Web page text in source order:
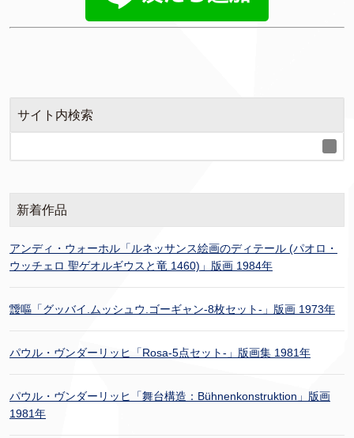
サイト内検索
新着作品
アンディ・ウォーホル「ルネッサンス絵画のディテール (パオロ・
ウッチェロ 聖ゲオルギウスと竜 1460)」版画 1984年
靉嘔「グッバイ.ムッシュウ.ゴーギャン-8枚セット-」版画 1973年
パウル・ヴンダーリッヒ「Rosa-5点セット-」版画集 1981年
パウル・ヴンダーリッヒ「舞台構造：Bühnenkonstruktion」版画
1981年